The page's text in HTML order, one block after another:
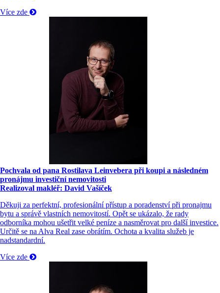
Více zde
Pochvala od pana Rostilava Leinvebera při koupi a následném
pronájmu investiční nemovitosti
Realizoval makléř: David Vašíček
Děkuji za perfektní, profesionální přístup a poradenství při pronajmu
bytu a správě vlastních nemovitostí. Opět se ukázalo, že rady
odborníka mohou ušetřit velké peníze a nasměrovat pro další investice.
Určitě se na Alva Real zase obrátím. Ochota a kvalita služeb je
nadstandardní.
Více zde